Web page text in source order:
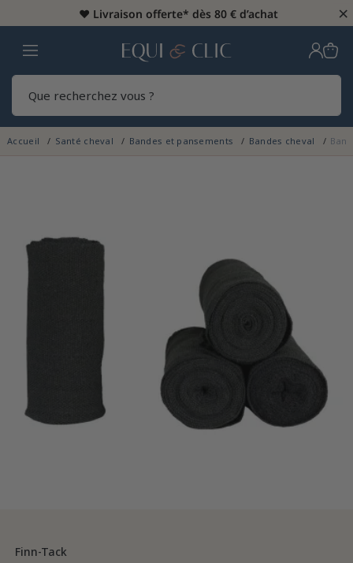
♥️ Livraison offerte* dès 80 € d’achat ×
Home
Accueil Santé cheval Bandes et pansements Bandes cheval
Finn-Tack